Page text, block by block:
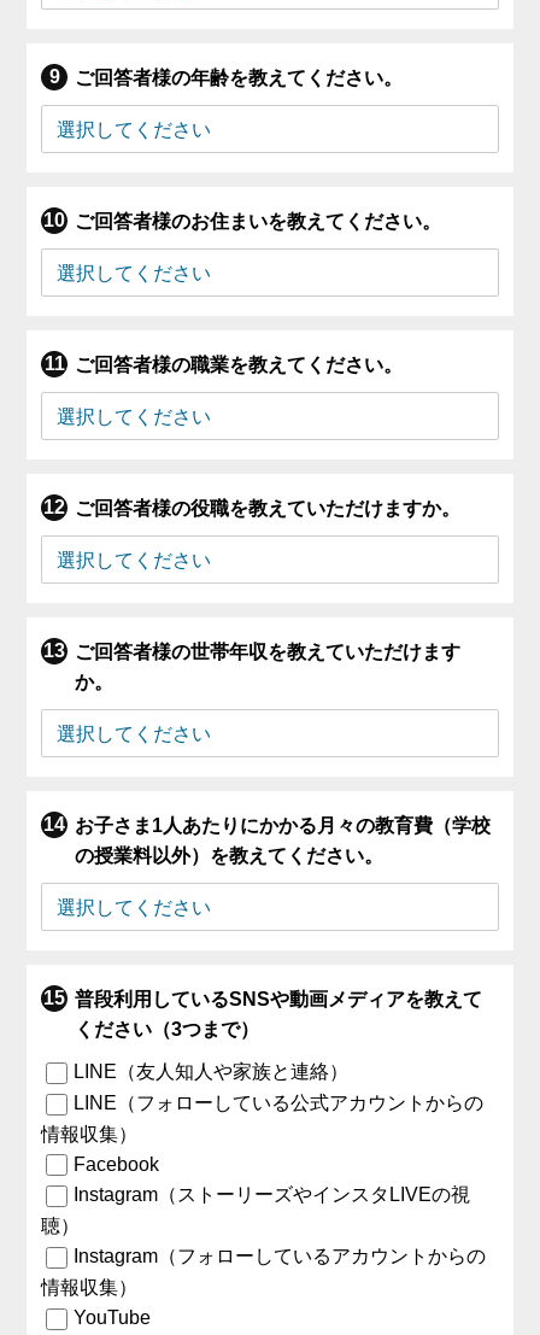
ご回答者様の年齢を教えてください。
ご回答者様のお住まいを教えてください。
ご回答者様の職業を教えてください。
ご回答者様の役職を教えていただけますか。
ご回答者様の世帯年収を教えていただけます
か。
お子さま1人あたりにかかる月々の教育費（学校
の授業料以外）を教えてください。
普段利用しているSNSや動画メディアを教えて
ください（3つまで）
LINE（友人知人や家族と連絡）
LINE（フォローしている公式アカウントからの
情報収集）
Facebook
Instagram（ストーリーズやインスタLIVEの視
聴）
Instagram（フォローしているアカウントからの
情報収集）
YouTube